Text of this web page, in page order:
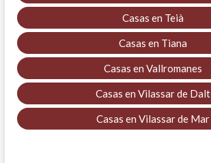
Casas en Teià
Casas en Tiana
Casas en Vallromanes
Casas en Vilassar de Dalt
Casas en Vilassar de Mar